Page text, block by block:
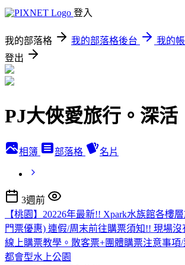
登入
我的部落格 我的部落格後台
我的
登出
PJ大俠愛旅行。深活
相簿 部落格 名片
3週前
【桃園】20226年最新!! Xpark水族館各樓
門票優惠) 連假/周末前往購票須知!! 現場沒
線上購票教學。散客票+團體購票注意事項
都會型水上公園